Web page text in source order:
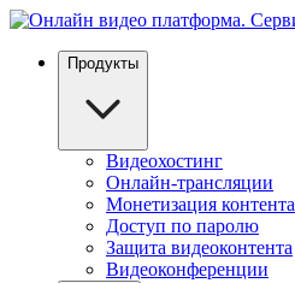
Продукты
Видеохостинг
Онлайн-трансляции
Монетизация контента
Доступ по паролю
Защита видеоконтента
Видеоконференции